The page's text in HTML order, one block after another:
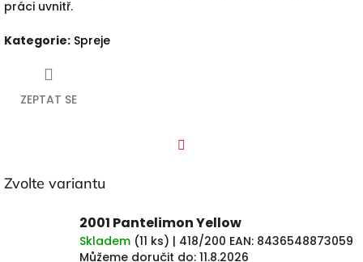
práci uvnitř.
Kategorie: Spreje
ZEPTAT SE
Zvolte variantu
2001 Pantelimon Yellow
Skladem (11 ks) | 418/200 EAN: 8436548873059
Můžeme doručit do: 11.8.2026